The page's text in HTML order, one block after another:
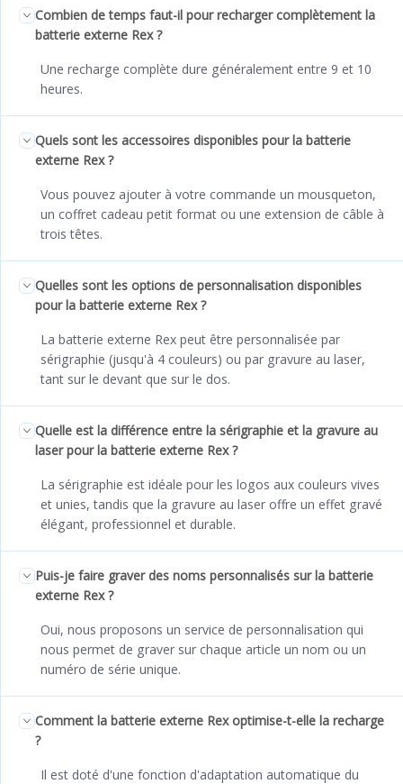
Combien de temps faut-il pour recharger complètement la
batterie externe Rex ?
Une recharge complète dure généralement entre 9 et 10
heures.
Quels sont les accessoires disponibles pour la batterie
externe Rex ?
Vous pouvez ajouter à votre commande un mousqueton,
un coffret cadeau petit format ou une extension de câble à
trois têtes.
Quelles sont les options de personnalisation disponibles
pour la batterie externe Rex ?
La batterie externe Rex peut être personnalisée par
sérigraphie (jusqu'à 4 couleurs) ou par gravure au laser,
tant sur le devant que sur le dos.
Quelle est la différence entre la sérigraphie et la gravure au
laser pour la batterie externe Rex ?
La sérigraphie est idéale pour les logos aux couleurs vives
et unies, tandis que la gravure au laser offre un effet gravé
élégant, professionnel et durable.
Puis-je faire graver des noms personnalisés sur la batterie
externe Rex ?
Oui, nous proposons un service de personnalisation qui
nous permet de graver sur chaque article un nom ou un
numéro de série unique.
Comment la batterie externe Rex optimise-t-elle la recharge
?
Il est doté d'une fonction d'adaptation automatique du